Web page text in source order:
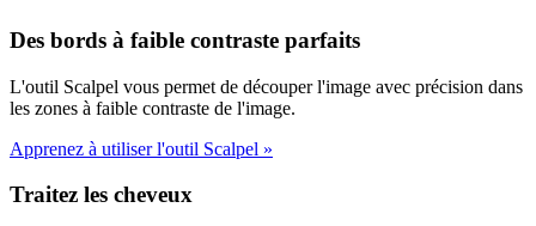
Des bords à faible contraste parfaits
L'outil Scalpel vous permet de découper l'image avec précision dans
les zones à faible contraste de l'image.
Apprenez à utiliser l'outil Scalpel »
Traitez les cheveux